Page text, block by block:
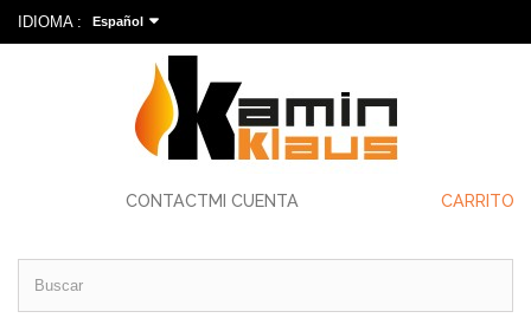
IDIOMA : Español
CONTACTMI CUENTA CARRITO